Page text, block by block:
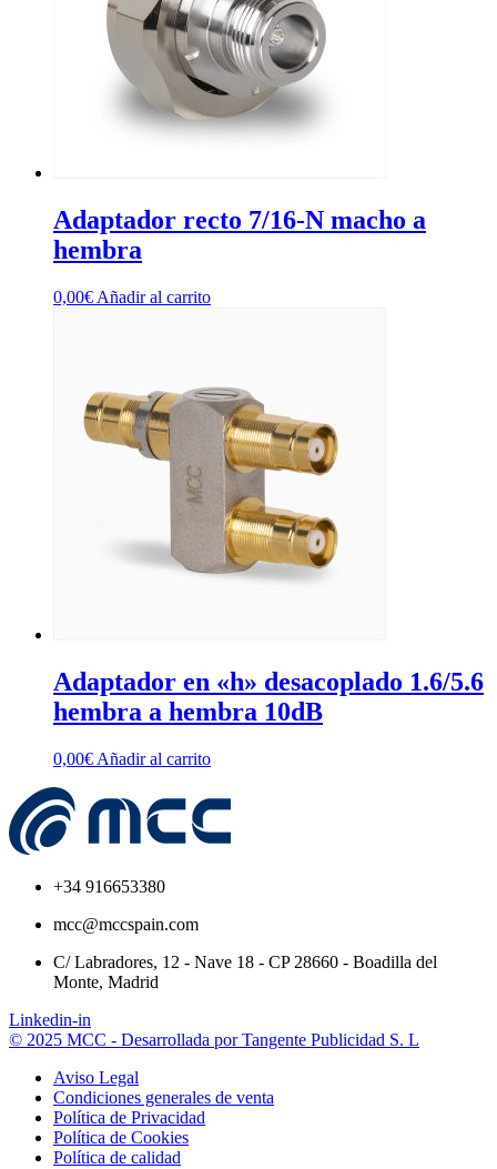
Adaptador recto 7/16-N macho a
hembra
0,00€ Añadir al carrito
Adaptador en «h» desacoplado 1.6/5.6
hembra a hembra 10dB
0,00€ Añadir al carrito
+34 916653380
mcc@mccspain.com
C/ Labradores, 12 - Nave 18 - CP 28660 - Boadilla del
Monte, Madrid
Linkedin-in
© 2025 MCC - Desarrollada por Tangente Publicidad S. L
Aviso Legal
Condiciones generales de venta
Política de Privacidad
Política de Cookies
Política de calidad